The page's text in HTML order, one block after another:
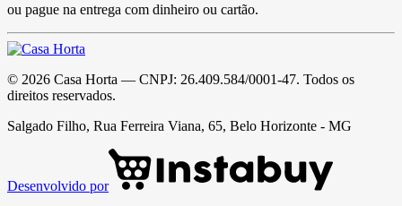
ou pague na entrega com dinheiro ou cartão.
© 2026 Casa Horta — CNPJ: 26.409.584/0001-47. Todos os
direitos reservados.
Salgado Filho, Rua Ferreira Viana, 65, Belo Horizonte - MG
Desenvolvido por